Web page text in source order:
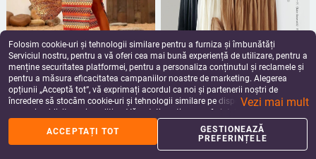
Spot 2024 Fustă transfrontalieră
nouă, stil etnic, tricotată, subțire, cu
crăpături, elegantă, în stil tribal
indian
144.33Lei
add_shopping_cart
Fustă elegantă casual 2024
primăvara și vara plisată slăbire
aspect lung mediu drapaj elegant
din organza cu tiv în A
156.91Lei
add_shopping_cart
Folosim cookie-uri și tehnologii similare pentru a furniza și îmbunătăți
Serviciul nostru, pentru a vă oferi cea mai bună experiență de utilizare, pentru a
menține securitatea platformei, pentru a personaliza conținutul și reclamele și
pentru a măsura eficacitatea campaniilor noastre de marketing. Alegerea
opțiunii „Acceptă tot”, vă exprimați acordul ca noi și partenerii noștri de
încredere să stocăm cookie-uri și tehnologii similare pe dispozitivul dvs. în
scopuri publicitare și analitice. Vă puteți gestiona preferințele în orice moment
făcând clic pe „Gestionează preferințele”. Pentru mai multe informații, vă
rugăm să consultațiPolitica noastră de confidențialitate.
Vezi mai mult
ACCEPTAȚI TOT
GESTIONEAZĂ
PREFERINȚELE